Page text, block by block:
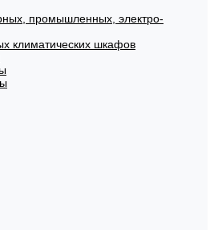
промышленных, электро-
климатических шкафов